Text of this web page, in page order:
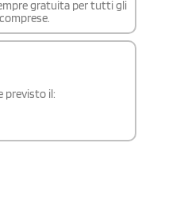
gratuita per tutti gli
previsto il: